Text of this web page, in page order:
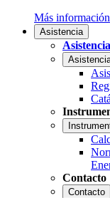
Más información
Asistencia
Asistencia
Contacto
Contacto